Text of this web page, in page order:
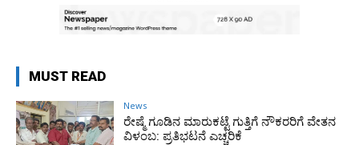
MUST READ
News
ರೇಷ್ಮೆ ಗೂಡಿನ ಮಾರುಕಟ್ಟೆ ಗುತ್ತಿಗೆ ನೌಕರರಿಗೆ ವೇತನ
ವಿಳಂಬ: ಪ್ರತಿಭಟನೆ ಎಚ್ಚರಿಕೆ